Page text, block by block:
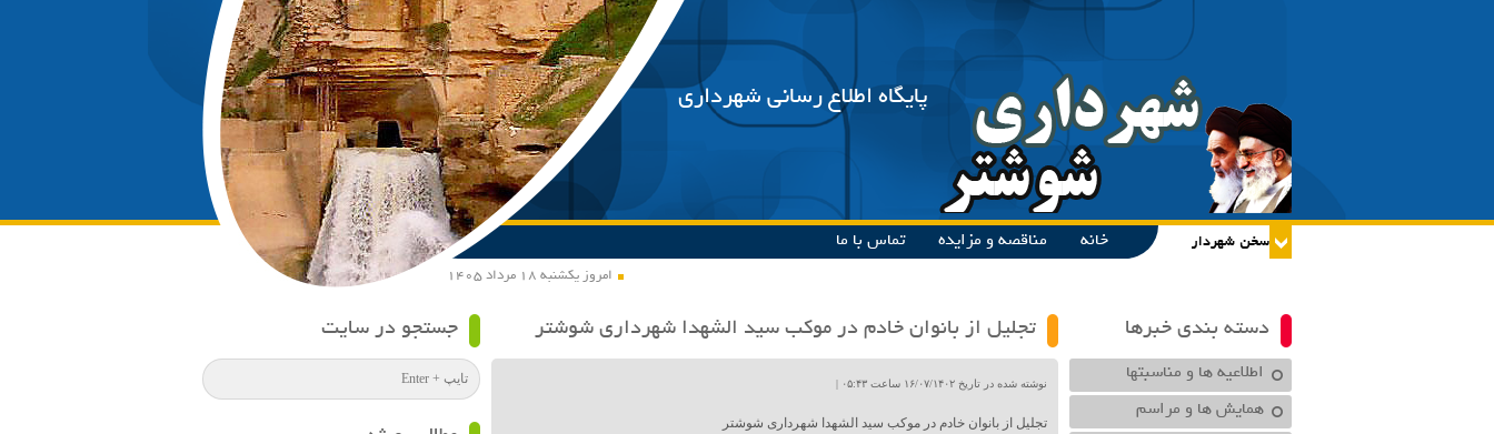
پایگاه اطلاع رسانی شهرداری
امروز یکشنبه ۱۸ مرداد ۱۴۰۵
خانه مناقصه و مزایده تماس با ما
دسته بندی خبرها
اطلاعیه ها و مناسبتها
همایش ها و مراسم
تجلیل از بانوان خادم در موکب سید الشهدا شهرداری شوشتر
نوشته شده در تاریخ ۱۶/۰۷/۱۴۰۲ ساعت ۰۵:۴۳ |
تجلیل از بانوان خادم در موکب سید الشهدا شهرداری شوشتر
جستجو در سایت